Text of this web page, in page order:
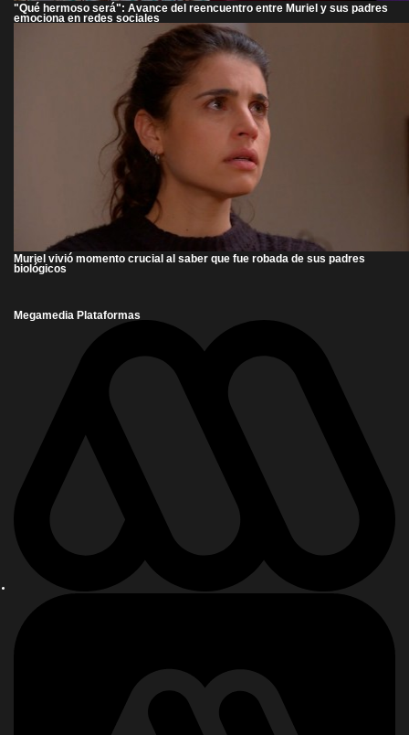
"Qué hermoso será": Avance del reencuentro entre Muriel y sus padres
emociona en redes sociales
Muriel vivió momento crucial al saber que fue robada de sus padres
biológicos
Megamedia Plataformas